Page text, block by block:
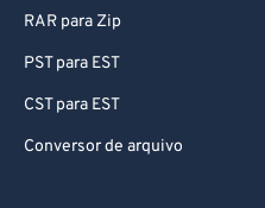
RAR para Zip
PST para EST
CST para EST
Conversor de arquivo